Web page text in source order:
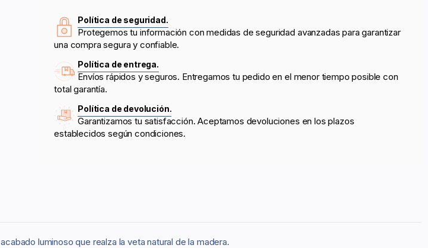
Política de seguridad.
Protegemos tu información con medidas de seguridad avanzadas para garantizar
una compra segura y confiable.
Política de entrega.
Envíos rápidos y seguros. Entregamos tu pedido en el menor tiempo posible con
total garantía.
Política de devolución.
Garantizamos tu satisfacción. Aceptamos devoluciones en los plazos
establecidos según condiciones.
luminoso que realza la veta natural de la madera.